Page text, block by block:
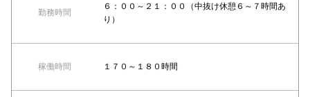
勤務時間
６：００～２１：００（中抜け休憩６～７時間あ
り）
稼働時間 １７０～１８０時間